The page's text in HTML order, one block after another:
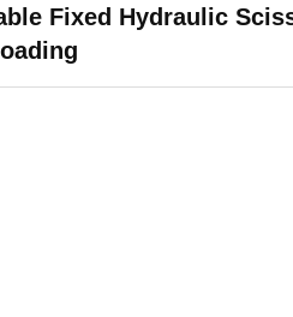
Fixed Hydraulic